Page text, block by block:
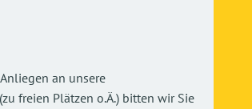
an unsere
freien Plätzen o.Ä.) bitten wir Sie